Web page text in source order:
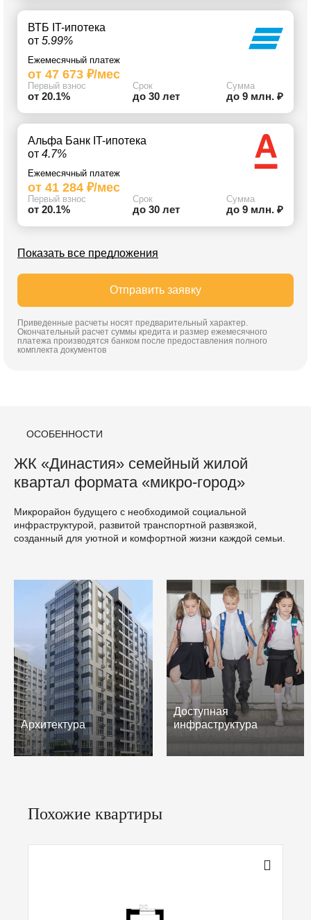
ВТБ IT-ипотека
от 5.99%
Ежемесячный платеж
от 47 673 ₽/мес
Первый взнос
от 20.1%
Срок
до 30 лет
Сумма
до 9 млн. ₽
Альфа Банк IT-ипотека
от 4.7%
Ежемесячный платеж
от 41 284 ₽/мес
Первый взнос
от 20.1%
Срок
до 30 лет
Сумма
до 9 млн. ₽
Показать все предложения
Отправить заявку
Приведенные расчеты носят предварительный характер.
Окончательный расчет суммы кредита и размер ежемесячного
платежа производятся банком после предоставления полного
комплекта документов
ОСОБЕННОСТИ
ЖК «Династия» семейный жилой
квартал формата «микро-город»
Микрорайон будущего с необходимой социальной
инфраструктурой, развитой транспортной развязкой,
созданный для уютной и комфортной жизни каждой семьи.
Архитектура
Доступная
инфраструктура
Похожие квартиры